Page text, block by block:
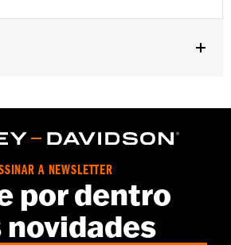
warranty – Go towww.h-
A NEWSLETTER
por dentro
novidades